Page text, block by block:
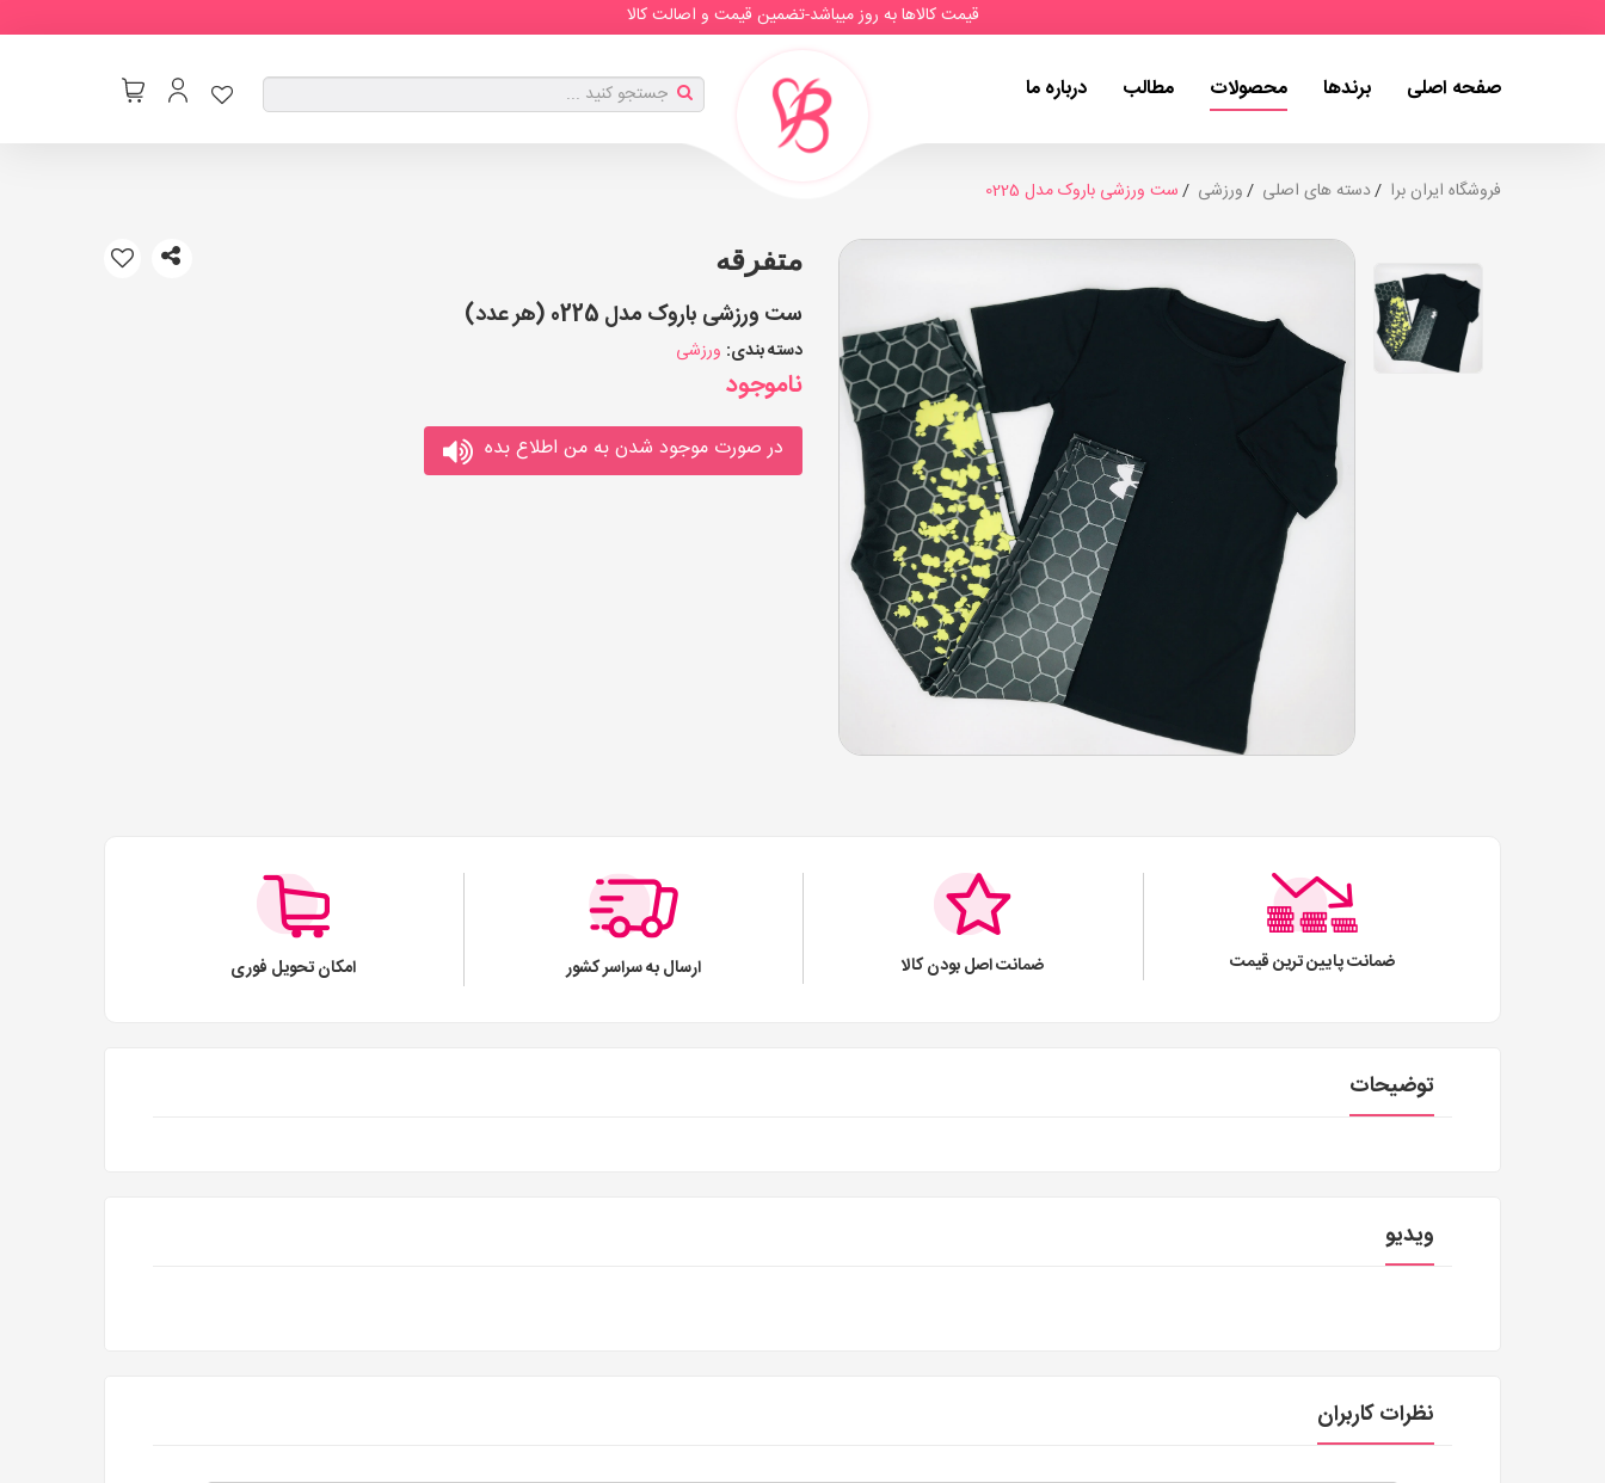
قیمت کالاها به روز میباشد-تضمین قیمت و اصالت کالا
صفحه اصلی برندها محصولات مطالب درباره ما
فروشگاه ایران برا دسته های اصلی ورزشی ست ورزشی باروک مدل 0225
متفرقه
ست ورزشی باروک مدل 0225 (هر عدد)
دسته بندی: ورزشی
ناموجود
در صورت موجود شدن به من اطلاع بده
ضمانت پایین ترین قیمت ضمانت اصل بودن کالا ارسال به سراسر کشور امکان تحویل فوری
توضیحات
ویدیو
نظرات کاربران